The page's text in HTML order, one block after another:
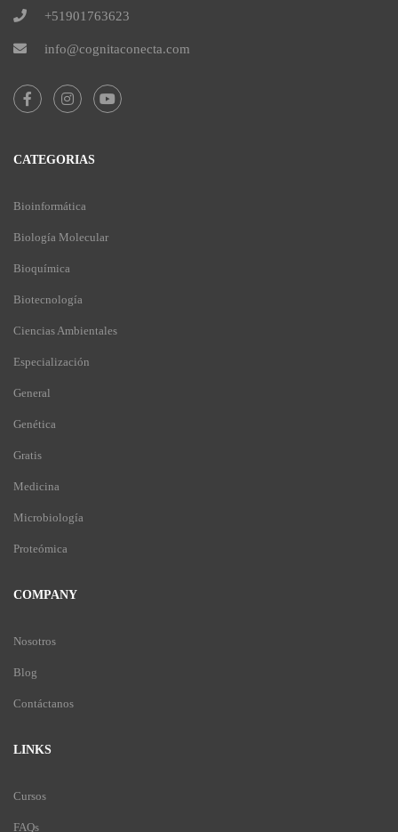
+51901763623
info@cognitaconecta.com
CATEGORIAS
Bioinformática
Biología Molecular
Bioquímica
Biotecnología
Ciencias Ambientales
Especialización
General
Genética
Gratis
Medicina
Microbiología
Proteómica
COMPANY
Nosotros
Blog
Contáctanos
LINKS
Cursos
FAQs